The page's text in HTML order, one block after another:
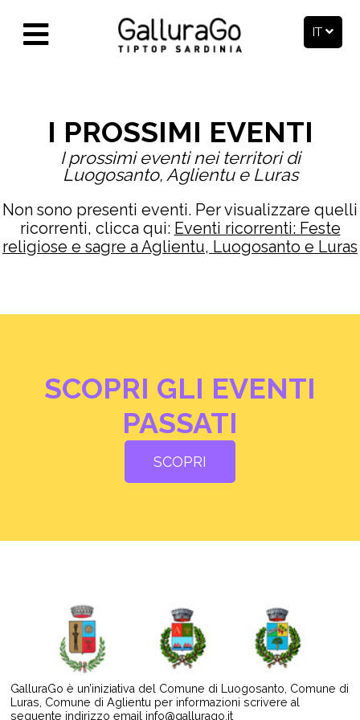
IT
I PROSSIMI EVENTI
I prossimi eventi nei territori di
Luogosanto, Aglientu e Luras
Non sono presenti eventi. Per visualizzare quelli
ricorrenti, clicca qui: Eventi ricorrenti: Feste
religiose e sagre a Aglientu, Luogosanto e Luras
SCOPRI GLI EVENTI
PASSATI
SCOPRI
GalluraGo è un’iniziativa del Comune di Luogosanto, Comune di
Luras, Comune di Aglientu per informazioni scrivere al
seguente indirizzo email info@gallurago.it